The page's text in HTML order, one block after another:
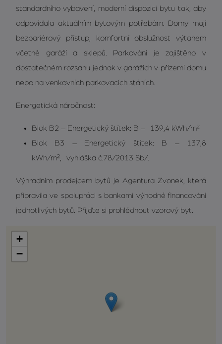
standardního vybavení, moderní dispozici bytu tak, aby
odpovídala aktuálním bytovým potřebám. Domy mají
bezbariérový přístup, komfortní obslužnost výtahem
včetně garáží a sklepů. Parkování je zajištěno v
dostatečném rozsahu jednak v garážích v přízemí domu
nebo na venkovních parkovacích stáních.
Energetická náročnost:
Blok B2 – Energetický štítek: B – 139,4 kWh/m²
Blok B3 – Energetický štítek: B – 137,8
kWh/m², vyhláška č.78/2013 Sb/.
Výhradním prodejcem bytů je Agentura Zvonek, která
připravila ve spolupráci s bankami výhodné financování
jednotlivých bytů. Přijďte si prohlédnout vzorový byt.
+
−